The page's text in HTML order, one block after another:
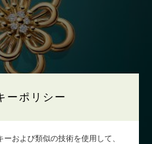
ーポリシー
および類似の技術を使用して、